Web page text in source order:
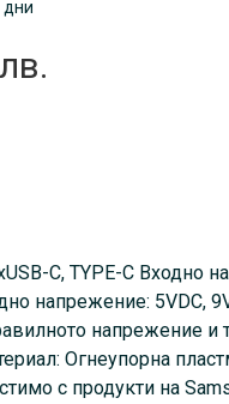
дни
C, TYPE-C Вxодно
напрежение: 5VDC,
напрежение и
Огнеупорна
с продукти на